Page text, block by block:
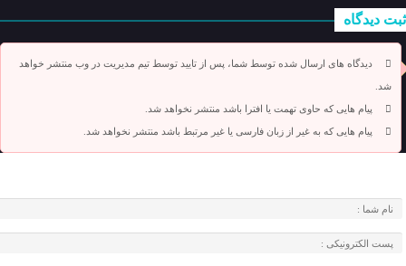
ثبت دیدگاه
دیدگاه های ارسال شده توسط شما، پس از تایید توسط تیم مدیریت در وب منتشر خواهد
شد.
پیام هایی که حاوی تهمت یا افترا باشد منتشر نخواهد شد.
پیام هایی که به غیر از زبان فارسی یا غیر مرتبط باشد منتشر نخواهد شد.